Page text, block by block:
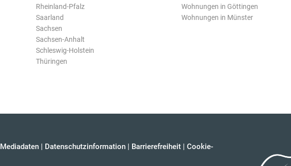
Rheinland-Pfalz
Saarland
Sachsen
Sachsen-Anhalt
Schleswig-Holstein
Thüringen
Wohnungen in Göttingen
Wohnungen in Münster
Mediadaten | Datenschutzinformation | Barrierefreiheit | Cookie-